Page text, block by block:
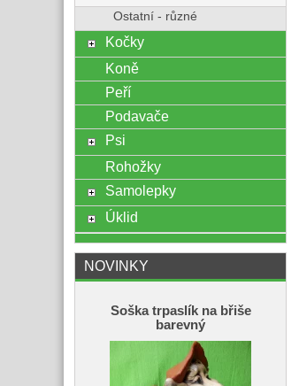
Ostatní - různé
Kočky
Koně
Peří
Podavače
Psi
Rohožky
Samolepky
Úklid
NOVINKY
Soška trpaslík na břiše
barevný